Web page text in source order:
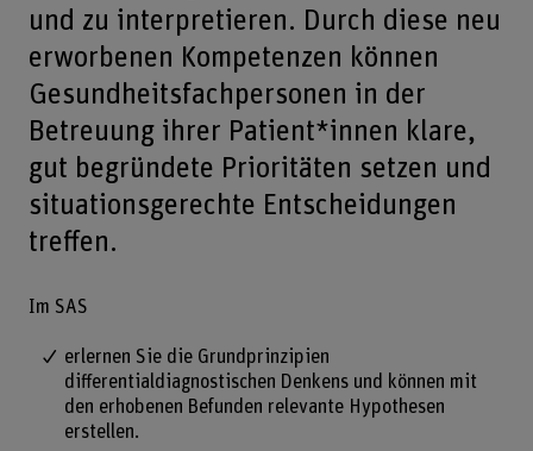
und zu interpretieren. Durch diese neu
erworbenen Kompetenzen können
Gesundheitsfachpersonen in der
Betreuung ihrer Patient*innen klare,
gut begründete Prioritäten setzen und
situationsgerechte Entscheidungen
treffen.
Im SAS
erlernen Sie die Grundprinzipien
differentialdiagnostischen Denkens und können mit
den erhobenen Befunden relevante Hypothesen
erstellen.